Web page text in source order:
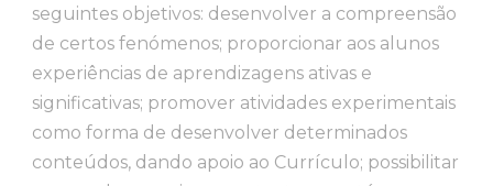
seguintes objetivos: desenvolver a compreensão
de certos fenómenos; proporcionar aos alunos
experiências de aprendizagens ativas e
significativas; promover atividades experimentais
como forma de desenvolver determinados
conteúdos, dando apoio ao Currículo; possibilitar